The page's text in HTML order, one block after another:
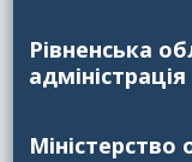
Рівненська
адміністрація
Міністерство